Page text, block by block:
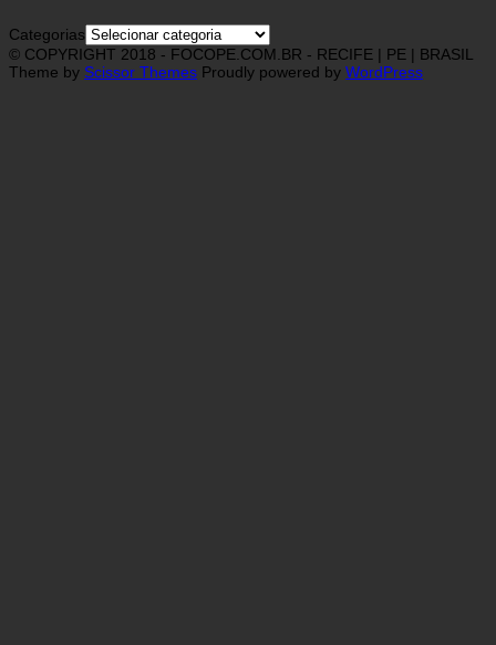
Categorias
© COPYRIGHT 2018 - FOCOPE.COM.BR - RECIFE | PE | BRASIL
Theme by Scissor Themes Proudly powered by WordPress